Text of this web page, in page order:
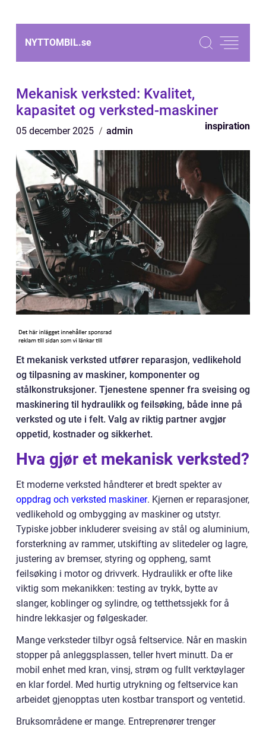
NYTTOMBIL.se
Mekanisk verksted: Kvalitet,
kapasitet og verksted-maskiner
05 december 2025 admin inspiration
Et mekanisk verksted utfører reparasjon, vedlikehold
og tilpasning av maskiner, komponenter og
stålkonstruksjoner. Tjenestene spenner fra sveising og
maskinering til hydraulikk og feilsøking, både inne på
verksted og ute i felt. Valg av riktig partner avgjør
oppetid, kostnader og sikkerhet.
Hva gjør et mekanisk verksted?
Et moderne verksted håndterer et bredt spekter av
oppdrag och verksted maskiner. Kjernen er reparasjoner,
vedlikehold og ombygging av maskiner og utstyr.
Typiske jobber inkluderer sveising av stål og aluminium,
forsterkning av rammer, utskifting av slitedeler og lagre,
justering av bremser, styring og oppheng, samt
feilsøking i motor og drivverk. Hydraulikk er ofte like
viktig som mekanikken: testing av trykk, bytte av
slanger, koblinger og sylindre, og tetthetssjekk for å
hindre lekkasjer og følgeskader.
Mange verksteder tilbyr også feltservice. Når en maskin
stopper på anleggsplassen, teller hvert minutt. Da er
mobil enhet med kran, vinsj, strøm og fullt verktøylager
en klar fordel. Med hurtig utrykning og feltservice kan
arbeidet gjenopptas uten kostbar transport og ventetid.
Bruksområdene er mange. Entreprenører trenger